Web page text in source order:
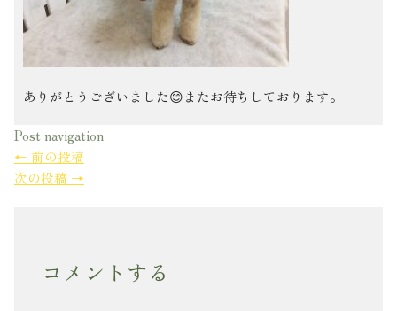
ありがとうございました😊またお待ちしております。
Post navigation
← 前の投稿
次の投稿 →
コメントする